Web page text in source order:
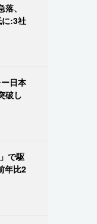
、
に:3社
日本
破し
で駆
年比2